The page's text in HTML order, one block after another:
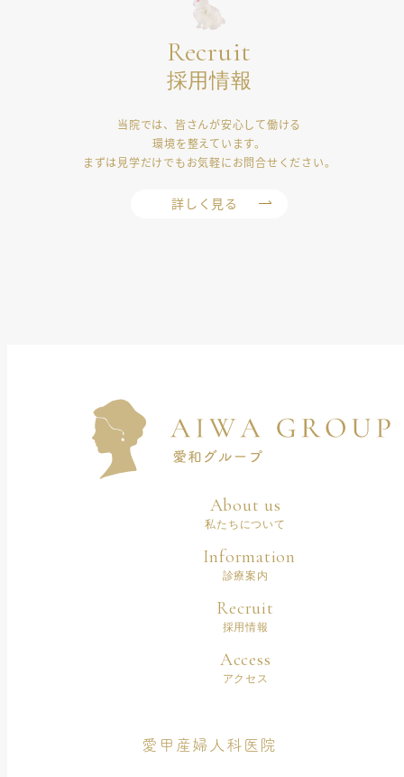
Recruit
採用情報
当院では、皆さんが安心して働ける
環境を整えています。
まずは見学だけでもお気軽にお問合せください。
詳しく見る
About us
私たちについて
Information
診療案内
Recruit
採用情報
Access
アクセス
愛甲産婦人科医院